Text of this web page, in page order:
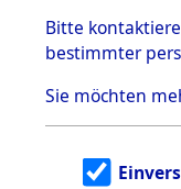
5.3.1
zu
en
5.3.2
g
Bitte
bestimmter
Sie möchten